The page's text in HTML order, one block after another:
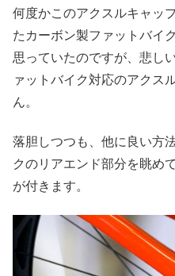
何度かこのアクスルキャッ
たカーボン製ファットバイ
思っていたのですが、悲し
ァットバイク対応のアクス
ん。
落胆しつつも、他に良い方
クのリアエンド部分を眺め
が付きます。